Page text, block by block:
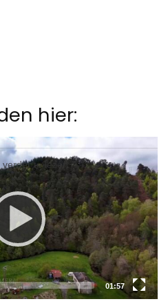
hier:
verder te lezen
Total
duration
01:57